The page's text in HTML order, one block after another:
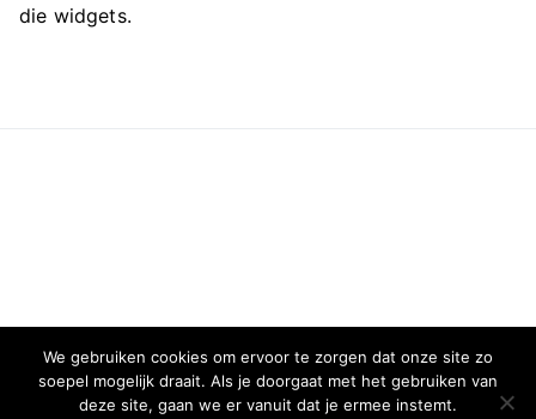
die widgets.
We gebruiken cookies om ervoor te zorgen dat onze site zo
soepel mogelijk draait. Als je doorgaat met het gebruiken van
deze site, gaan we er vanuit dat je ermee instemt.